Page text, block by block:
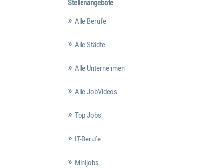
Stellenangebote
Alle Berufe
Alle Städte
Alle Unternehmen
Alle JobVideos
Top Jobs
IT-Berufe
Minijobs